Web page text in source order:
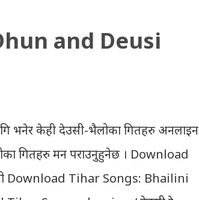
and Deusi
भनेर केही देउसी-भैलोका गितहरु अनलाइन
गितहरु मन पराउनुहुनेछ । Download
Download Tihar Songs: Bhailini